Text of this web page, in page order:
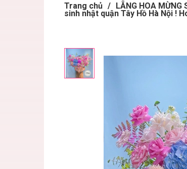
Trang chủ / LẴNG HOA MỪNG
sinh nhật quận Tây Hồ Hà Nội !